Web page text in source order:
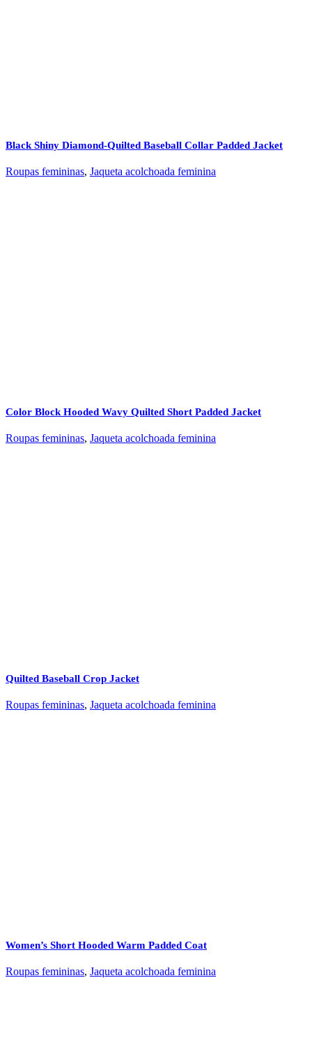
Black Shiny Diamond‑Quilted Baseball Collar Padded Jacket
Roupas femininas, Jaqueta acolchoada feminina
Color Block Hooded Wavy Quilted Short Padded Jacket
Roupas femininas, Jaqueta acolchoada feminina
Quilted Baseball Crop Jacket
Roupas femininas, Jaqueta acolchoada feminina
Women’s Short Hooded Warm Padded Coat
Roupas femininas, Jaqueta acolchoada feminina